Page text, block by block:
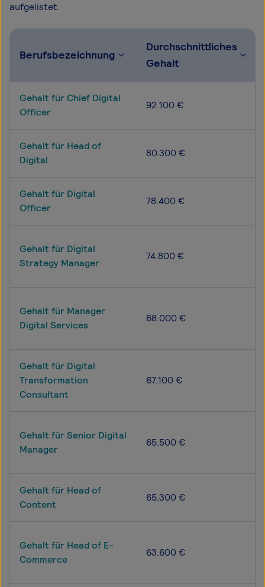
aufgelistet.
Berufsbezeichnung
Durchschnittliches
Gehalt
Gehalt für Chief Digital
Officer
92.100 €
Gehalt für Head of
Digital
80.300 €
Gehalt für Digital
Officer
78.400 €
Gehalt für Digital
Strategy Manager
74.800 €
Gehalt für Manager
Digital Services
68.000 €
Gehalt für Digital
Transformation
Consultant
67.100 €
Gehalt für Senior Digital
Manager
65.500 €
Gehalt für Head of
Content
65.300 €
Gehalt für Head of E-
Commerce
63.600 €